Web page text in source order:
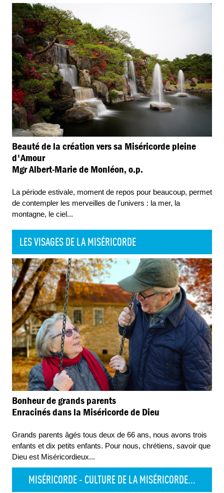
Beauté de la création vers sa Miséricorde pleine
d'Amour
Mgr Albert-Marie de Monléon, o.p.
La période estivale, moment de repos pour beaucoup, permet
de contempler les merveilles de l'univers : la mer, la
montagne, le ciel...
LES VISAGES DE LA MISÉRICORDE
Bonheur de grands parents
Enracinés dans la Miséricorde de Dieu
Grands parents âgés tous deux de 66 ans, nous avons trois
enfants et dix petits enfants. Pour nous, chrétiens, savoir que
Dieu est Miséricordieux...
MISÉRICORDE - CULTURE DE LA MISÉRICORDE...